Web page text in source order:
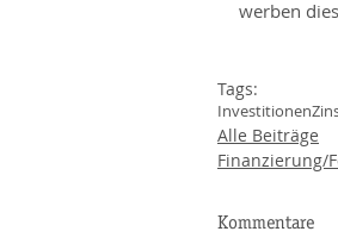
werben
Tags:
Investitionen
Alle Beiträge
Finanzierung/
Kommentare